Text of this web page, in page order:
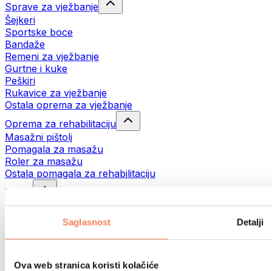
Saglasnost Detalji
Ova web stranica koristi kolačiće
Sprave za vježbanje
Šejkeri
Sportske boce
Bandaže
Remeni za vježbanje
Gurtne i kuke
Peškiri
Rukavice za vježbanje
Ostala oprema za vježbanje
Oprema za rehabilitaciju
Masažni pištolj
Pomagala za masažu
Roler za masažu
Ostala pomagala za rehabilitaciju
Torbe
Torbe za hranu
Sportske torbe
Trčanje